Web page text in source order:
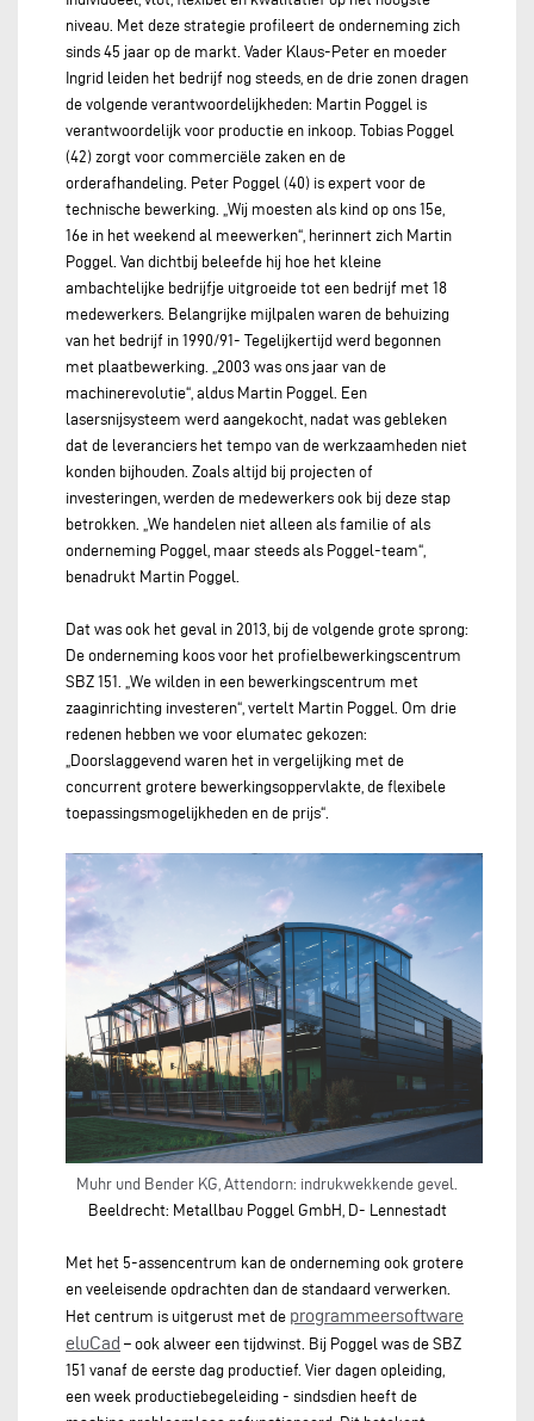
niveau. Met deze strategie profileert de onderneming zich
sinds 45 jaar op de markt. Vader Klaus-Peter en moeder
Ingrid leiden het bedrijf nog steeds, en de drie zonen dragen
de volgende verantwoordelijkheden: Martin Poggel is
verantwoordelijk voor productie en inkoop. Tobias Poggel
(42) zorgt voor commerciële zaken en de
orderafhandeling. Peter Poggel (40) is expert voor de
technische bewerking. „Wij moesten als kind op ons 15e,
16e in het weekend al meewerken“, herinnert zich Martin
Poggel. Van dichtbij beleefde hij hoe het kleine
ambachtelijke bedrijfje uitgroeide tot een bedrijf met 18
medewerkers. Belangrijke mijlpalen waren de behuizing
van het bedrijf in 1990/91- Tegelijkertijd werd begonnen
met plaatbewerking. „2003 was ons jaar van de
machinerevolutie“, aldus Martin Poggel. Een
lasersnijsysteem werd aangekocht, nadat was gebleken
dat de leveranciers het tempo van de werkzaamheden niet
konden bijhouden. Zoals altijd bij projecten of
investeringen, werden de medewerkers ook bij deze stap
betrokken. „We handelen niet alleen als familie of als
onderneming Poggel, maar steeds als Poggel-team“,
benadrukt Martin Poggel.
Dat was ook het geval in 2013, bij de volgende grote sprong:
De onderneming koos voor het profielbewerkingscentrum
SBZ 151. „We wilden in een bewerkingscentrum met
zaaginrichting investeren“, vertelt Martin Poggel. Om drie
redenen hebben we voor elumatec gekozen:
„Doorslaggevend waren het in vergelijking met de
concurrent grotere bewerkingsoppervlakte, de flexibele
toepassingsmogelijkheden en de prijs“.
Muhr und Bender KG, Attendorn: indrukwekkende gevel.
Beeldrecht: Metallbau Poggel GmbH, D- Lennestadt
Met het 5-assencentrum kan de onderneming ook grotere
en veeleisende opdrachten dan de standaard verwerken.
Het centrum is uitgerust met de programmeersoftware
eluCad – ook alweer een tijdwinst. Bij Poggel was de SBZ
151 vanaf de eerste dag productief. Vier dagen opleiding,
een week productiebegeleiding - sindsdien heeft de